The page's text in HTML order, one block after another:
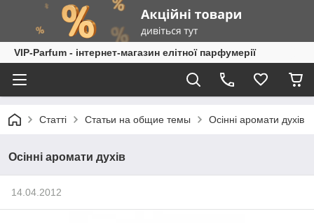
VIP-Parfum - інтернет-магазин елітної парфумерії
Статті Статьи на общие темы Осінні аромати духів
Осінні аромати духів
14.04.2012